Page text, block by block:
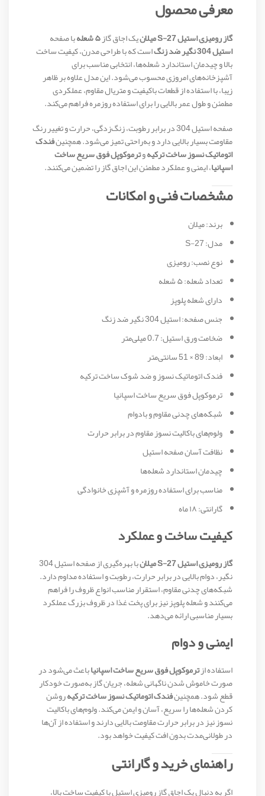
معرفی محصول
گاز رومیزی استیل S-27 میلان یک اجاق گاز۵ شعله با صفحه
استیل 304 نگیر ضد زنگ است که با طراحی مدرن، کیفیت ساخت
بالا و چیدمان استاندارد شعله‌ها، انتخابی مناسب برای
آشپزخانه‌های امروزی محسوب می‌شود. این مدل علاوه بر ظاهر
زیبا، با استفاده از قطعات باکیفیت و متریال مقاوم، عملکردی
مطمئن و طول عمر بالایی را برای استفاده روزمره فراهم می‌کند.
صفحه استیل 304 در برابر رطوبت، زنگ‌زدگی، حرارت و تغییر رنگ
مقاومت بسیار بالایی دارد و به‌راحتی تمیز می‌شود. همچنینفندک
اتوماتیک نسوز ساخت ترکیهوترموکوپل فوق سریع ساخت
اسپانیا، ایمنی و عملکرد مطمئن این اجاق گاز را تضمین می‌کنند.
مشخصات فنی و امکانات
برند: میلان
مدل: S-27
نوع نصب: رومیزی
تعداد شعله: ۵ شعله
دارای شعله پلوپز
جنس صفحه: استیل 304 نگیر ضد زنگ
ضخامت ورق استیل: 0.7 میلی‌متر
ابعاد: 89 × 51 سانتی‌متر
فندک اتوماتیک نسوز و ضد شوک ساخت ترکیه
ترموکوپل فوق سریع ساخت اسپانیا
شبکه‌های چدنی مقاوم و بادوام
ولوم‌های باکالیت نسوز مقاوم در برابر حرارت
نظافت آسان صفحه استیل
چیدمان استاندارد شعله‌ها
مناسب برای استفاده روزمره و آشپزی خانوادگی
گارانتی: ۱۸ ماه
کیفیت ساخت و عملکرد
گاز رومیزی استیل S-27 میلان با بهره‌گیری از صفحه استیل 304
نگیر، دوام بالایی در برابر حرارت، رطوبت و استفاده مداوم دارد.
شبکه‌های چدنی مقاوم، استقرار مناسب انواع ظروف را فراهم
می‌کنند و شعله پلوپز نیز برای پخت غذا در ظروف بزرگ عملکرد
بسیار مناسبی ارائه می‌دهد.
ایمنی و دوام
استفاده ازترموکوپل فوق سریع ساخت اسپانیاباعث می‌شود در
صورت خاموش شدن ناگهانی شعله، جریان گاز به‌صورت خودکار
قطع شود. همچنینفندک اتوماتیک نسوز ساخت ترکیهروشن
کردن شعله‌ها را سریع، آسان و ایمن می‌کند. ولوم‌های باکالیت
نسوز نیز در برابر حرارت مقاومت بالایی دارند و استفاده از آن‌ها
در طولانی‌مدت بدون افت کیفیت خواهد بود.
راهنمای خرید و گارانتی
اگر به دنبال یک اجاق گاز رومیزی استیل با کیفیت ساخت بالا،